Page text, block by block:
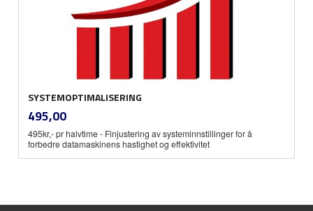
SYSTEMOPTIMALISERING
Pris
495,00mva.
495kr,- pr halvtime - Finjustering av systeminnstillinger for å
forbedre datamaskinens hastighet og effektivitet